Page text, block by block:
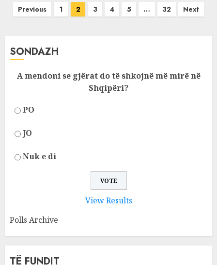
Posts
Previous 1 2 3 4 5 … 32 Next
SONDAZH
A mendoni se gjërat do të shkojnë më mirë në
Shqipëri?
PO
JO
Nuk e di
View Results
Polls Archive
TË FUNDIT